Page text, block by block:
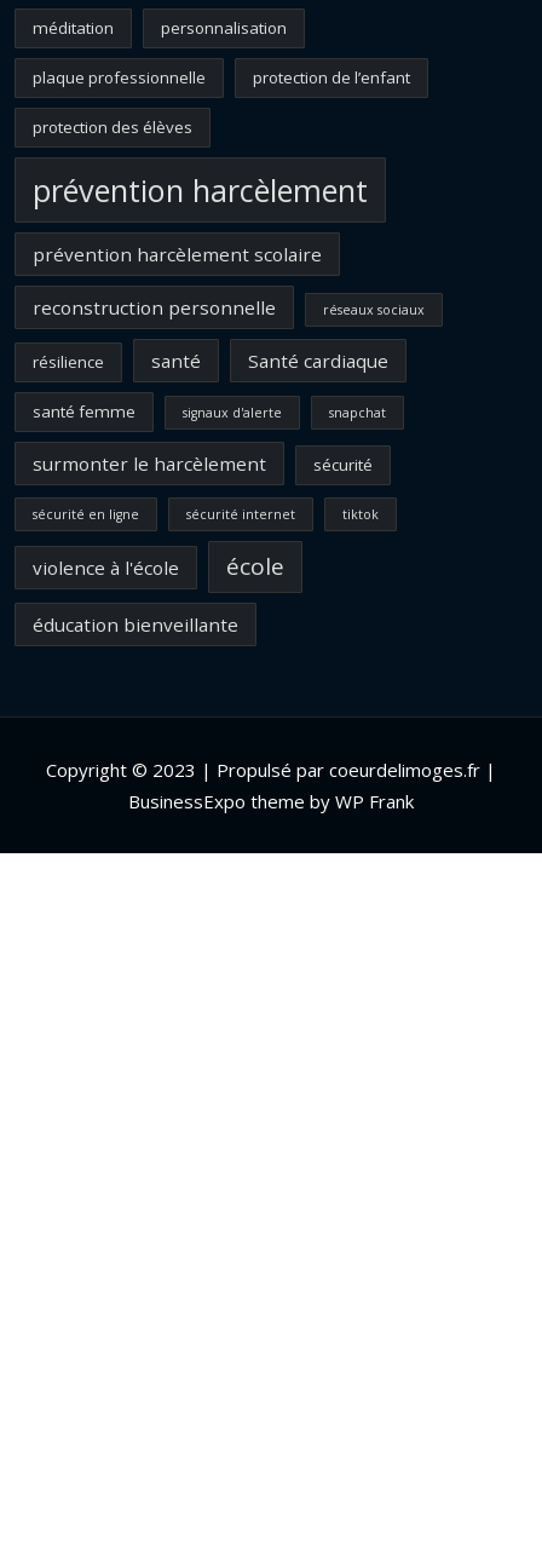
méditation personnalisation
plaque professionnelle protection de l’enfant
protection des élèves
prévention harcèlement
prévention harcèlement scolaire
reconstruction personnelle réseaux sociaux
résilience santé Santé cardiaque
santé femme signaux d'alerte snapchat
surmonter le harcèlement sécurité
sécurité en ligne sécurité internet tiktok
violence à l'école école
éducation bienveillante
Copyright © 2023 | Propulsé par coeurdelimoges.fr |
BusinessExpo theme by WP Frank